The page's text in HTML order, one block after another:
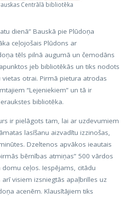
Centrālā bibliotēka
dienā” Bauskā pie Plūdoņa
ceļojošais Plūdons ar
tēls pilnā augumā un čemodāns
jeb bibliotēkās un tiks nodots
otrai. Pirmā pietura atrodas
“Lejeniekiem” un tā ir
bibliotēka.
ir pielāgots tam, lai ar uzdevumiem
lasīšanu aizvadītu izzinošas,
Dzeltenos apvākos ieautais
bērnības atmiņas” 500 vārdos
ceļos. Iespējams, citādu
visiem izsniegtās apaļbrilles uz
acenēm. Klausītājiem tiks